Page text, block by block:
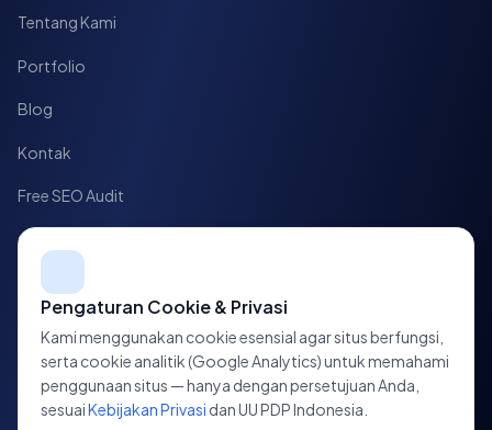
Tentang Kami
Portfolio
Blog
Kontak
Free SEO Audit
Case Study
HUBUNGI KAMI
Jl. HOS Cokroaminoto No. 10,
Tegalrejo, Yogyakarta, D.I. Yogyakarta
+62 813-7700-3223
Pengaturan Cookie & Privasi
Kami menggunakan cookie esensial agar situs berfungsi,
serta cookie analitik (Google Analytics) untuk memahami
penggunaan situs — hanya dengan persetujuan Anda,
sesuaiKebijakan Privasi dan UU PDP Indonesia.